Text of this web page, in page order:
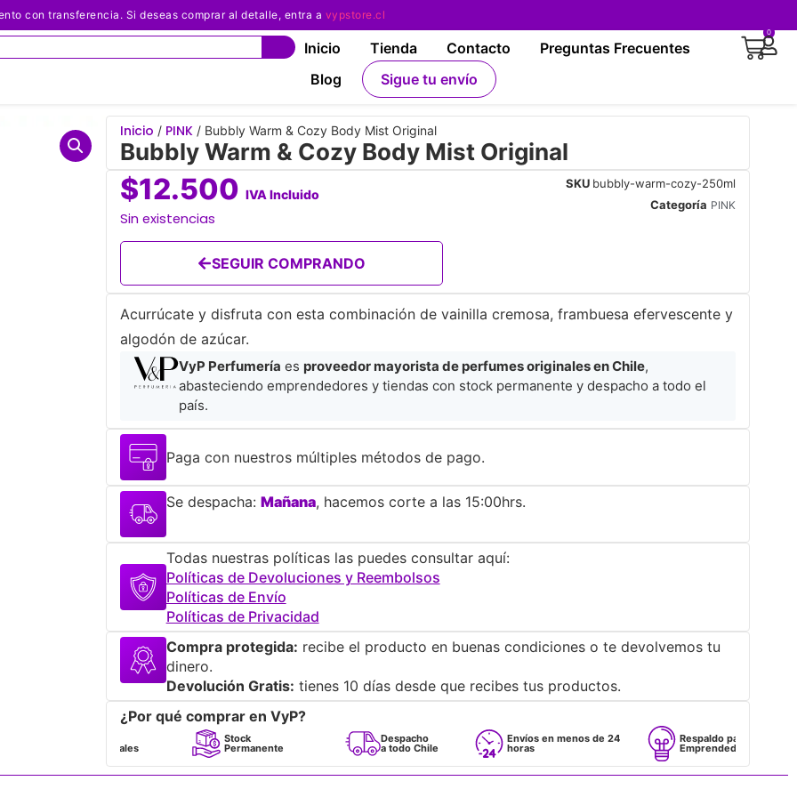
con transferencia. Si deseas comprar al detalle, entra a vypstore.cl
Inicio Tienda Contacto
Preguntas Frecuentes
Blog
Sigue tu envío
0
Inicio / PINK/ Bubbly Warm & Cozy Body Mist Original
Bubbly Warm & Cozy Body Mist Original
$12.500 IVA Incluido
Sin existencias
SEGUIR COMPRANDO
SKU bubbly-warm-cozy-250ml
Categoría PINK
Acurrúcate y disfruta con esta combinación de vainilla cremosa, frambuesa efervescente y
algodón de azúcar.
VyP Perfumería es proveedor mayorista de perfumes originales en Chile,
abasteciendo emprendedores y tiendas con stock permanente y despacho a todo el
país.
Paga con nuestros múltiples métodos de pago.
Se despacha: Mañana, hacemos corte a las 15:00hrs.
Todas nuestras políticas las puedes consultar aquí:
Políticas de Devoluciones y Reembolsos
Políticas de Envío
Políticas de Privacidad
Compra protegida: recibe el producto en buenas condiciones o te devolvemos tu
dinero.
Devolución Gratis: tienes 10 días desde que recibes tus productos.
¿Por qué comprar en VyP?
Stock
Permanente
Despacho
a todo Chile
Envíos en menos de 24
horas
Respaldo para
Emprendedores